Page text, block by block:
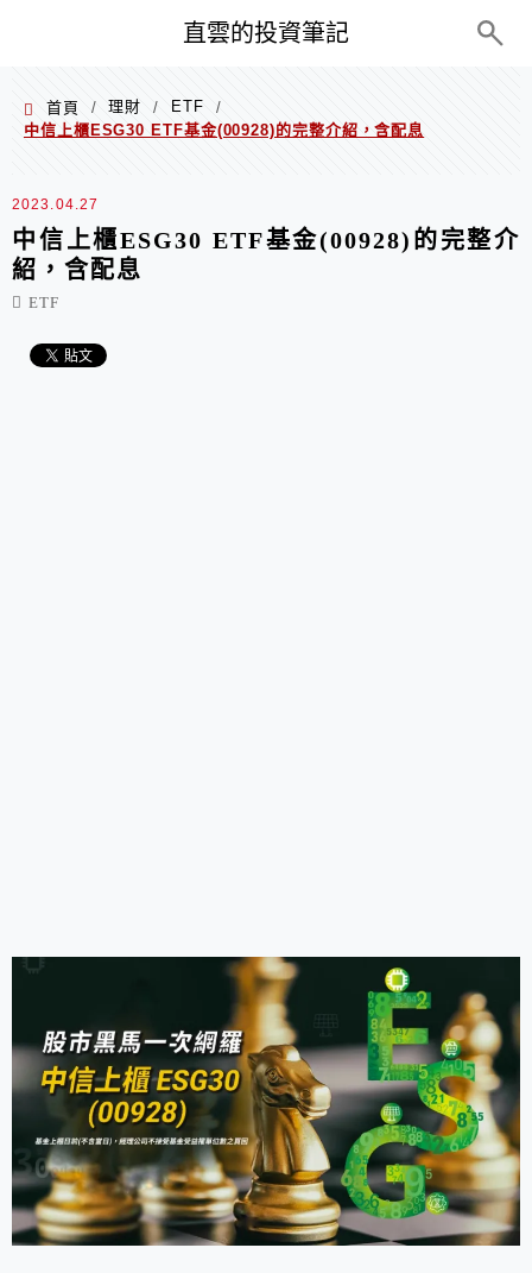
直雲的投資筆記
首頁 / 理財 / ETF
/
中信上櫃ESG30 ETF基金(00928)的完整介紹，含配息
2023.04.27
中信上櫃ESG30 ETF基金(00928)的完整介
紹，含配息
ETF